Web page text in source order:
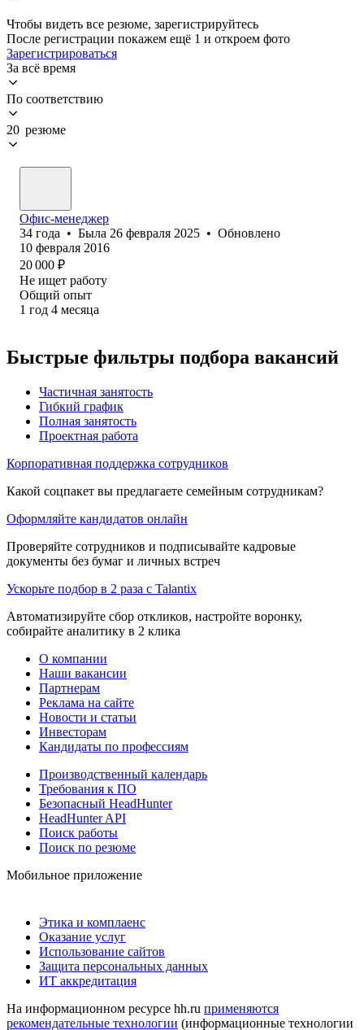
Чтобы видеть все резюме, зарегистрируйтесь
После регистрации покажем ещё 1 и откроем фото
Зарегистрироваться
За всё время
По соответствию
20 резюме
Офис-менеджер
34 года • Была 26 февраля 2025 • Обновлено
10 февраля 2016
20 000 ₽
Не ищет работу
Общий опыт
1 год 4 месяца
Быстрые фильтры подбора вакансий
Частичная занятость
Гибкий график
Полная занятость
Проектная работа
Корпоративная поддержка сотрудников
Какой соцпакет вы предлагаете семейным сотрудникам?
Оформляйте кандидатов онлайн
Проверяйте сотрудников и подписывайте кадровые
документы без бумаг и личных встреч
Ускорьте подбор в 2 раза с Talantix
Автоматизируйте сбор откликов, настройте воронку,
собирайте аналитику в 2 клика
О компании
Наши вакансии
Партнерам
Реклама на сайте
Новости и статьи
Инвесторам
Кандидаты по профессиям
Производственный календарь
Требования к ПО
Безопасный HeadHunter
HeadHunter API
Поиск работы
Поиск по резюме
Мобильное приложение
Этика и комплаенс
Оказание услуг
Использование сайтов
Защита персональных данных
ИТ аккредитация
На информационном ресурсе hh.ru применяются
рекомендательные технологии (информационные технологии